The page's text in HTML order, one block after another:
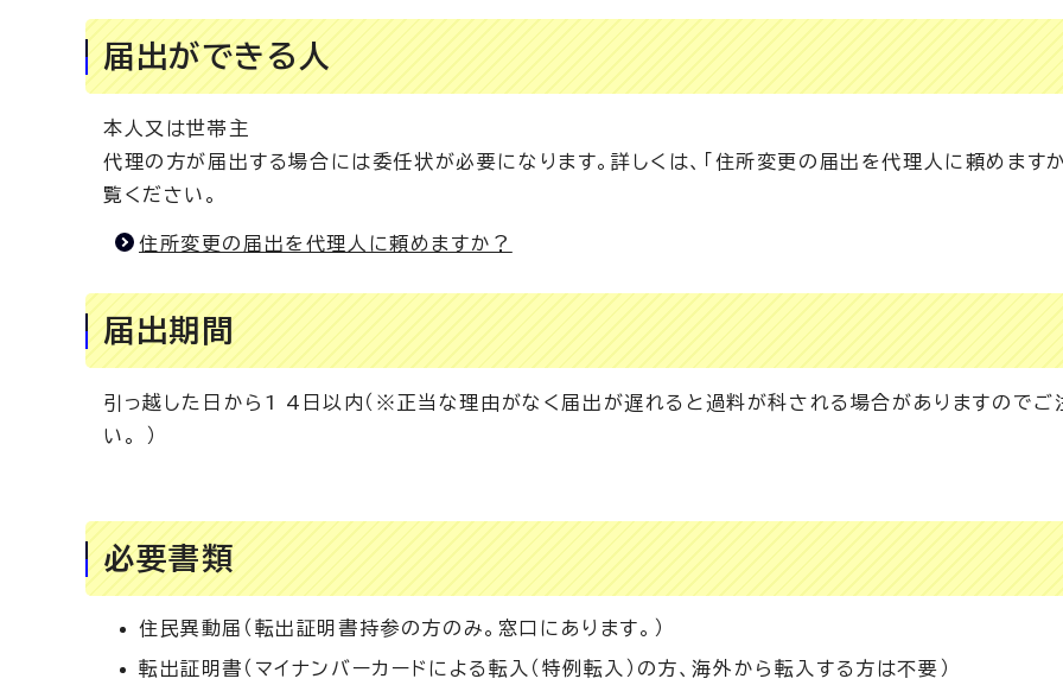
届出ができる人
本人又は世帯主
代理の方が届出する場合には委任状が必要になります。詳しくは、「住所変更の届出を代理人に頼めます
覧ください。
住所変更の届出を代理人に頼めますか？
届出期間
引っ越した日から1 4日以内（※正当な理由がなく届出が遅れると過料が科される場合がありますのでご
い。 ）
必要書類
住民異動届（転出証明書持参の方のみ。窓口にあります。）
転出証明書（マイナンバーカードによる転入（特例転入）の方、海外から転入する方は不要）